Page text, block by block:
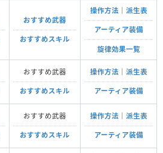
おすすめ武器
おすすめスキル
操作方法 派生表
アーティア装備
旋律効果一覧
おすすめ武器
おすすめスキル
操作方法 派生表
アーティア装備
おすすめ武器
おすすめスキル
操作方法 派生表
アーティア装備